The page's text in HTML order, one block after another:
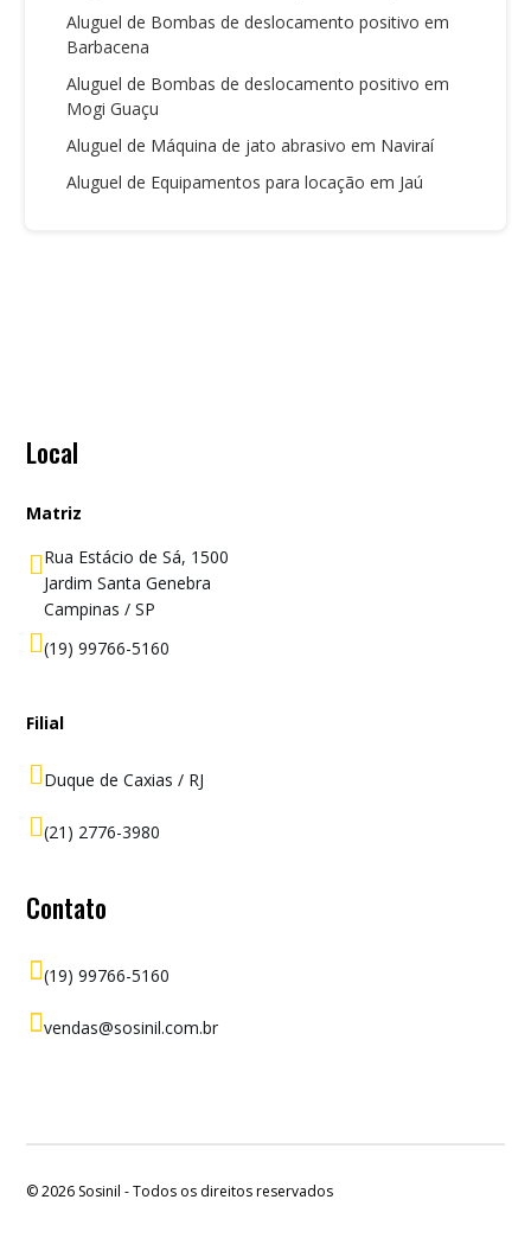
Aluguel de Bombas de deslocamento positivo em
Barbacena
Aluguel de Bombas de deslocamento positivo em
Mogi Guaçu
Aluguel de Máquina de jato abrasivo em Naviraí
Aluguel de Equipamentos para locação em Jaú
Local
Matriz
Rua Estácio de Sá, 1500
Jardim Santa Genebra
Campinas / SP
(19) 99766-5160
Filial
Duque de Caxias / RJ
(21) 2776-3980
Contato
(19) 99766-5160
vendas@sosinil.com.br
© 2026 Sosinil - Todos os direitos reservados